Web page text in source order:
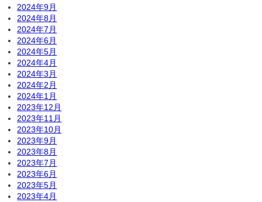
2024年9月
2024年8月
2024年7月
2024年6月
2024年5月
2024年4月
2024年3月
2024年2月
2024年1月
2023年12月
2023年11月
2023年10月
2023年9月
2023年8月
2023年7月
2023年6月
2023年5月
2023年4月